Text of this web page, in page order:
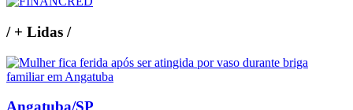
/+ Lidas /
Angatuba/SP